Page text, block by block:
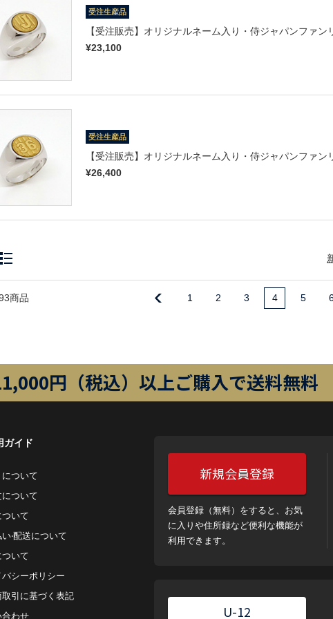
受注生産品
【受注販売】オリジナルネーム入り・侍ジャパンファン
¥23,100
受注生産品
【受注販売】オリジナルネーム入り・侍ジャパンファン
¥26,400
商品 1 2 3 4 5
円（税込）以上ご購入で送料無料
ガイド
ついて
ついて
いて
‧配送について
いて
シーポリシー
取引に基づく表記
合わせ
新規会員登録
会員登録（無料）をすると、お気
に入りや住所録など便利な機能が
利用できます。
U-12